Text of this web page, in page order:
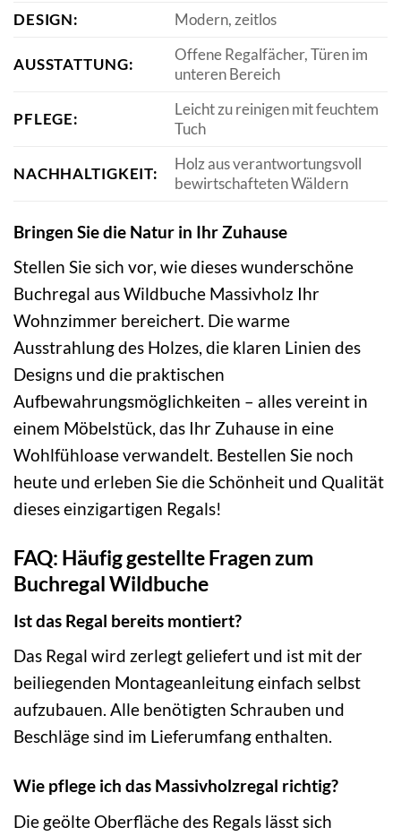
DESIGN:
Modern, zeitlos
AUSSTATTUNG:
Offene Regalfächer, Türen im
unteren Bereich
PFLEGE:
Leicht zu reinigen mit feuchtem
Tuch
NACHHALTIGKEIT:
Holz aus verantwortungsvoll
bewirtschafteten Wäldern
Bringen Sie die Natur in Ihr Zuhause
Stellen Sie sich vor, wie dieses wunderschöne
Buchregal aus Wildbuche Massivholz Ihr
Wohnzimmer bereichert. Die warme
Ausstrahlung des Holzes, die klaren Linien des
Designs und die praktischen
Aufbewahrungsmöglichkeiten – alles vereint in
einem Möbelstück, das Ihr Zuhause in eine
Wohlfühloase verwandelt. Bestellen Sie noch
heute und erleben Sie die Schönheit und Qualität
dieses einzigartigen Regals!
FAQ: Häufig gestellte Fragen zum
Buchregal Wildbuche
Ist das Regal bereits montiert?
Das Regal wird zerlegt geliefert und ist mit der
beiliegenden Montageanleitung einfach selbst
aufzubauen. Alle benötigten Schrauben und
Beschläge sind im Lieferumfang enthalten.
Wie pflege ich das Massivholzregal richtig?
Die geölte Oberfläche des Regals lässt sich